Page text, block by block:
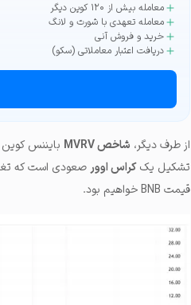
معامله بیش از ۱۲۰ کوین دیگر
معامله تعهدی با شورت و لانگ
خرید و فروش آنی
دریافت اعتبار معاملاتی (سکو)
از طرف دیگر، شاخصMVRV بایننس
تشکیل یککراس اوورصعودی است که
قیمت BNB خواهیم بود.